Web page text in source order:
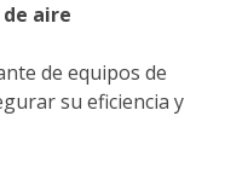
aire
de equipos de
su eficiencia y